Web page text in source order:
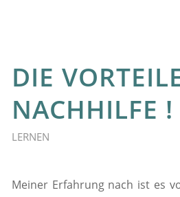
DIE
NACHHILFE !
LERNEN
Meiner Erfahrung nach ist es